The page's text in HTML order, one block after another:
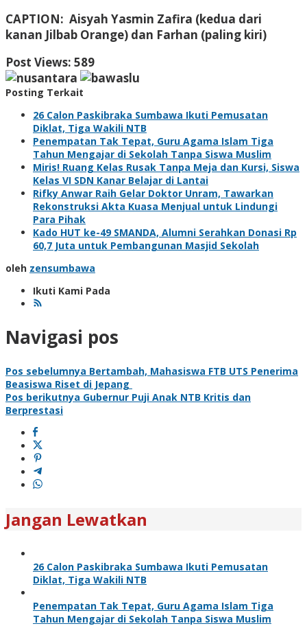
CAPTION: Aisyah Yasmin Zafira (kedua dari
kanan Jilbab Orange) dan Farhan (paling kiri)
Post Views: 589
Posting Terkait
26 Calon Paskibraka Sumbawa Ikuti Pemusatan
Diklat, Tiga Wakili NTB
Penempatan Tak Tepat, Guru Agama Islam Tiga
Tahun Mengajar di Sekolah Tanpa Siswa Muslim
Miris! Ruang Kelas Rusak Tanpa Meja dan Kursi, Siswa
Kelas VI SDN Kanar Belajar di Lantai
Rifky Anwar Raih Gelar Doktor Unram, Tawarkan
Rekonstruksi Akta Kuasa Menjual untuk Lindungi
Para Pihak
Kado HUT ke-49 SMANDA, Alumni Serahkan Donasi Rp
60,7 Juta untuk Pembangunan Masjid Sekolah
oleh zensumbawa
Ikuti Kami Pada
Navigasi pos
Pos sebelumnya Bertambah, Mahasiswa FTB UTS Penerima
Beasiswa Riset di Jepang
Pos berikutnya Gubernur Puji Anak NTB Kritis dan
Berprestasi
Jangan Lewatkan
26 Calon Paskibraka Sumbawa Ikuti Pemusatan
Diklat, Tiga Wakili NTB
Penempatan Tak Tepat, Guru Agama Islam Tiga
Tahun Mengajar di Sekolah Tanpa Siswa Muslim